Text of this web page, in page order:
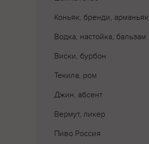
Коньяк, бренди, арманьяк
Водка, настойка, бальзам
Виски, бурбон
Текила, ром
Джин, абсент
Вермут, ликер
Пиво Россия